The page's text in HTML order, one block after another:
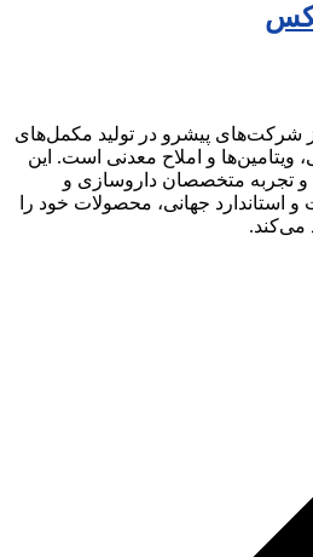
شرکت‌های پیشرو در تولید مکمل‌های
ویتامین‌ها و املاح معدنی است. این
تجربه متخصصان داروسازی و
و استاندارد جهانی، محصولات خود را
می‌کند.